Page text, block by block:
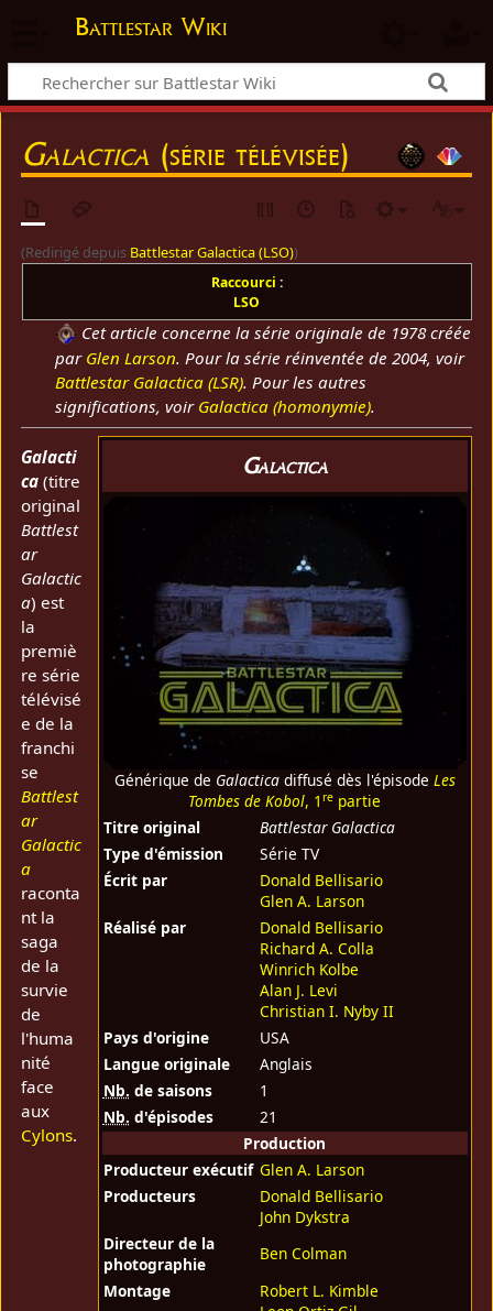
Battlestar Wiki
Galactica (série télévisée)
(Redirigé depuis Battlestar Galactica (LSO))
Raccourci :
LSO
Cet article concerne la série originale de 1978 créée
par Glen Larson. Pour la série réinventée de 2004, voir
Battlestar Galactica (LSR). Pour les autres
significations, voir Galactica (homonymie).
Galactica
Générique de Galacticadiffusé dès l'épisode Les
Tombes de Kobol, 1re partie
Titre original
Battlestar Galactica
Type d'émission
Série TV
Écrit par
Donald Bellisario
Glen A. Larson
Réalisé par
Donald Bellisario
Richard A. Colla
Winrich Kolbe
Alan J. Levi
Christian I. Nyby II
Pays d'origine
USA
Langue originale
Anglais
Nb. de saisons
1
Nb. d'épisodes
21
Production
Producteur exécutif Glen A. Larson
Producteurs
Donald Bellisario
John Dykstra
Directeur de la
photographie
Ben Colman
Montage
Robert L. Kimble
Galacti
ca (titre
original
Battlest
ar
Galactic
a) est
la
premiè
re série
télévisé
e de la
franchi
se
Battlest
ar
Galactic
a
raconta
nt la
saga
de la
survie
de
l'huma
nité
face
aux
Cylons.